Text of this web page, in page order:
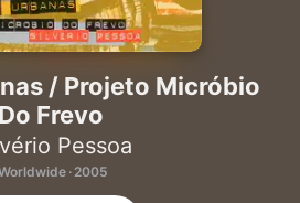
/ Projeto Micróbio
Do Frevo
Pessoa
· 2005